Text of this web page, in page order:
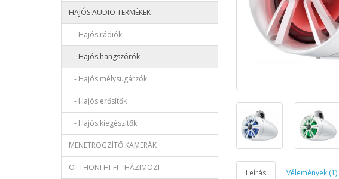
HAJÓS AUDIO TERMÉKEK
- Hajós rádiók
- Hajós hangszórók
- Hajós mélysugárzók
- Hajós erősítők
- Hajós kiegészítők
MENETRÖGZÍTŐ KAMERÁK
OTTHONI HI-FI - HÁZIMOZI
Leírás Vélemények (1)